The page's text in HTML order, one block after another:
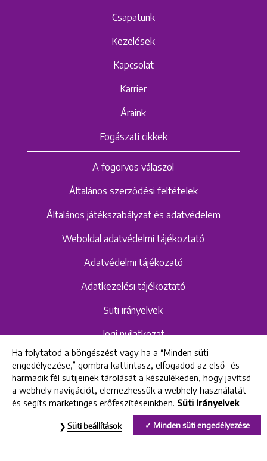
Csapatunk
Kezelések
Kapcsolat
Karrier
Áraink
Fogászati cikkek
A fogorvos válaszol
Általános szerződési feltételek
Általános játékszabályzat és adatvédelem
Weboldal adatvédelmi tájékoztató
Adatvédelmi tájékozató
Adatkezelési tájékoztató
Süti irányelvek
Jogi nyilatkozat
Hangrögzítéshez kapcsolódó adatvédelmi
szabályzat és tájékoztató
Uniklinik Fogászati és Implantációs Központ
Ha folytatod a böngészést vagy ha a “Minden süti
engedélyezése,” gombra kattintasz, elfogadod az első- és
harmadik fél sütijeinek tárolását a készülékeden, hogy javítsd
a webhely navigációt, elemezhessük a webhely használatát
és segíts marketinges erőfeszítéseinkben. Süti Irányelvek
Minden süti engedélyezése
Süti beállítások